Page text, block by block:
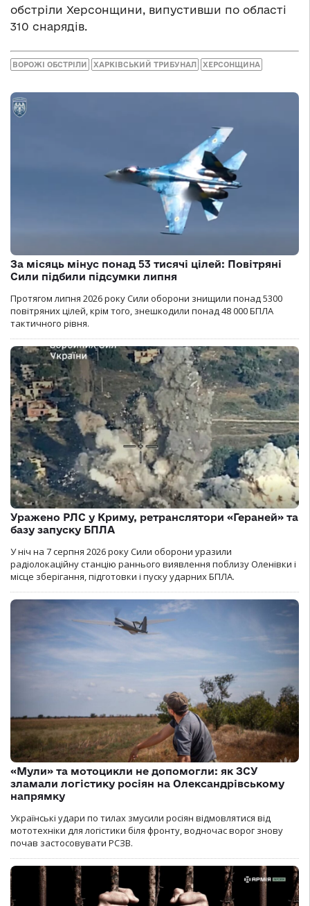
обстріли Херсонщини, випустивши по області
310 снарядів.
ВОРОЖІ ОБСТРІЛИ ХАРКІВСЬКИЙ ТРИБУНАЛ ХЕРСОНЩИНА
За місяць мінус понад 53 тисячі цілей: Повітряні
Сили підбили підсумки липня
Протягом липня 2026 року Cили оборони знищили понад 5300
повітряних цілей, крім того, знешкодили понад 48 000 БПЛА
тактичного рівня.
Уражено РЛС у Криму, ретранслятори «Гераней» та
базу запуску БПЛА
У ніч на 7 серпня 2026 року Сили оборони уразили
радіолокаційну станцію раннього виявлення поблизу Оленівки і
місце зберігання, підготовки і пуску ударних БПЛА.
«Мули» та мотоцикли не допомогли: як ЗСУ
зламали логістику росіян на Олександрівському
напрямку
Українські удари по тилах змусили росіян відмовлятися від
мототехніки для логістики біля фронту, водночас ворог знову
почав застосовувати РСЗВ.